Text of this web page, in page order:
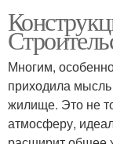
Сад к
Многим,
приходила
жилище. Это не
атмосферу,